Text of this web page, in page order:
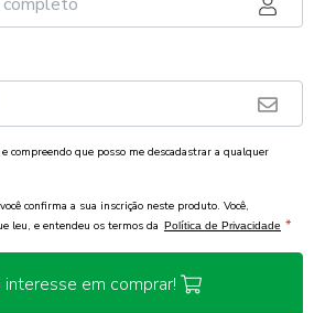
compreendo que posso me descadastrar a qualquer
confirma a sua inscrição neste produto. Você,
leu, e entendeu os termos da Política de Privacidade *
interesse em comprar!